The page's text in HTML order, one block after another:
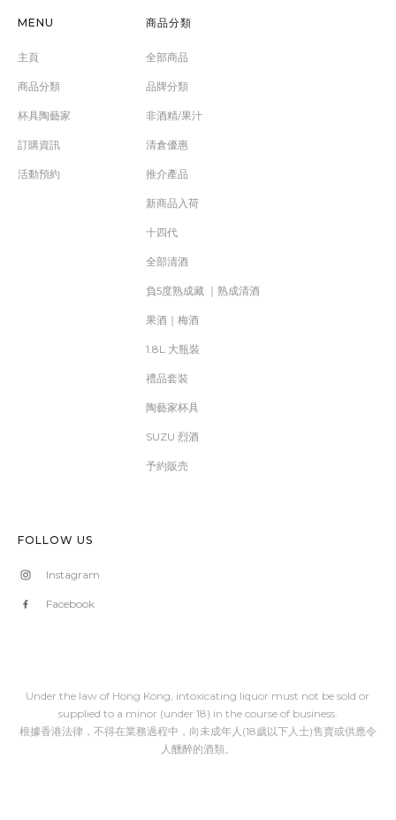
MENU
主頁
商品分類
杯具陶藝家
訂購資訊
活動預約
商品分類
全部商品
品牌分類
非酒精/果汁
清倉優惠
推介產品
新商品入荷
十四代
全部清酒
負5度熟成藏 ｜熟成清酒
果酒｜梅酒
1.8L 大瓶裝
禮品套裝
陶藝家杯具
SUZU 烈酒
予約販売
FOLLOW US
Instagram
Facebook
Under the law of Hong Kong, intoxicating liquor must not be sold or
supplied to a minor (under 18) in the course of business.
根據香港法律，不得在業務過程中，向未成年人(18歲以下人士)售賣或供應令
人醺醉的酒類。